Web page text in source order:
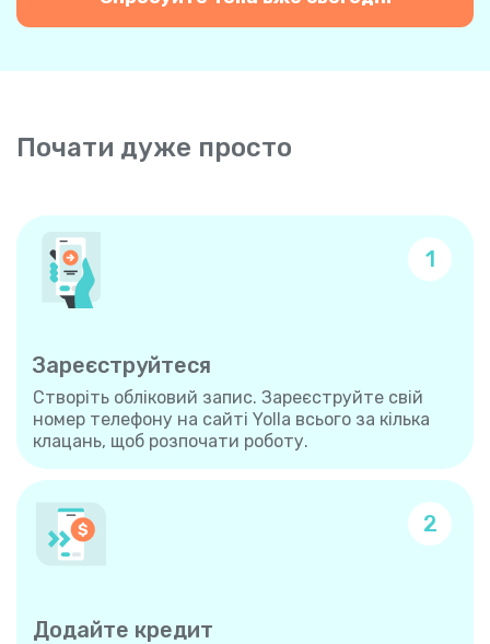
Почати дуже просто
1
Зареєструйтеся
Створіть обліковий запис. Зареєструйте свій
номер телефону на сайті Yolla всього за кілька
клацань, щоб розпочати роботу.
2
Додайте кредит